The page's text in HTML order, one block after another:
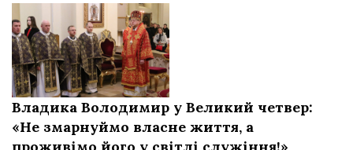
Владика Володимир у Великий четвер:
«Не змарнуймо власне життя, а